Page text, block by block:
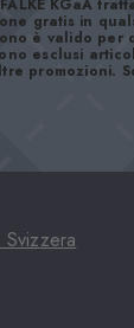
KGaA
gratis in
è valido per
esclusi
promozioni.